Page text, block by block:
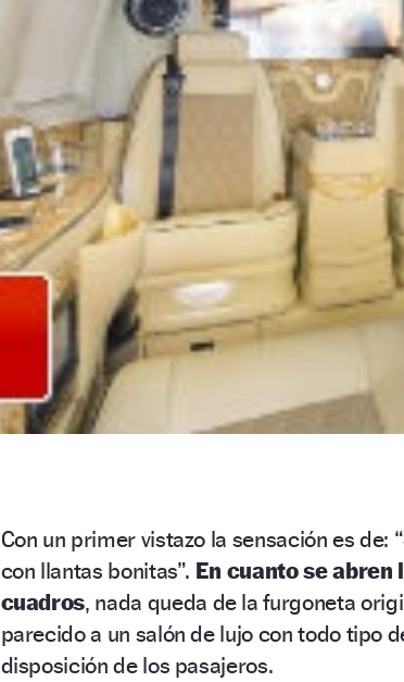
Con un primer vistazo la sensación es de:
con llantas bonitas”. En cuanto se abren
cuadros, nada queda de la furgoneta
parecido a un salón de lujo con todo tipo
disposición de los pasajeros.